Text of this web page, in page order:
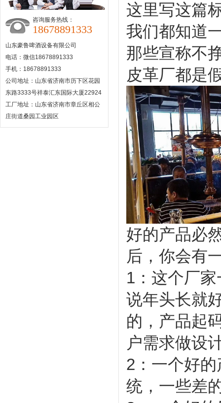
咨询服务热线：
18678891333
山东豪鲁啤酒设备有限公司
电话：微信18678891333
手机：18678891333
公司地址：山东省济南市历下区花园
东路3333号祥泰汇东国际大厦22924
工厂地址：山东省济南市章丘区相公
庄街道桑园工业园区
这里写这篇
我们都知道
那些宣称不
皮革厂都是
好的产品必
后，你会有
1：这个厂
说年头长就
的，产品起
户需求做设
2：一个好
统，一些差